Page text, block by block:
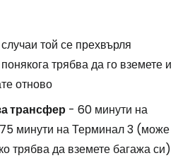
той се прехвърля
трябва да го вземете и
отново
трансфер - 60 минути на
минути на Терминал 3 (може
трябва да вземете багажа си)